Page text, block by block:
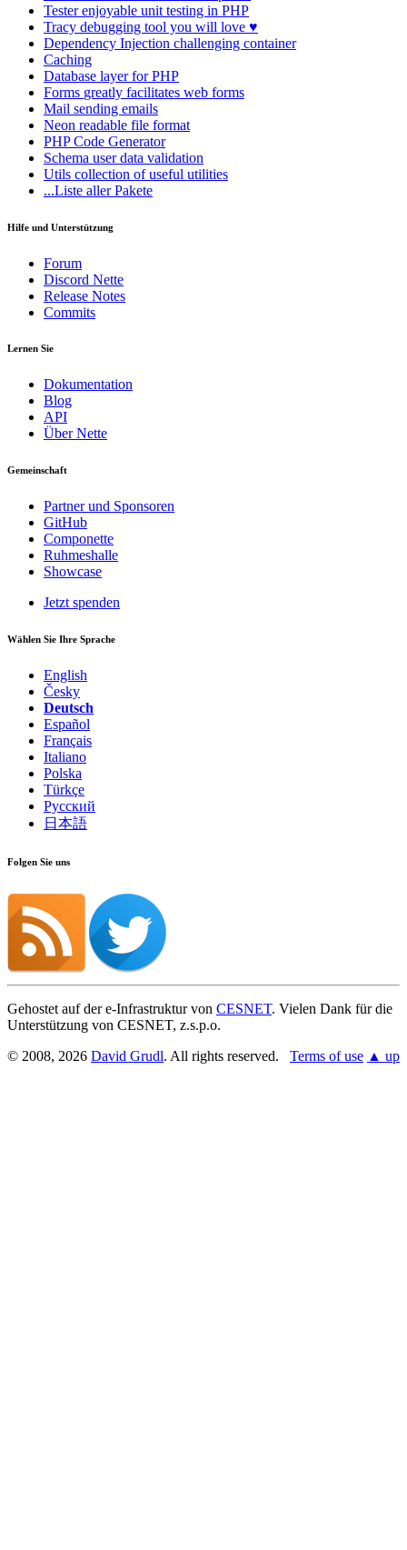
Testerenjoyable unit testing in PHP
Tracy debugging tool you will love ♥
Dependency Injection challenging container
Caching
Database layer for PHP
Forms greatly facilitates web forms
Mail sending emails
Neon readable file format
PHP Code Generator
Schema user data validation
Utils collection of useful utilities
...Liste aller Pakete
Hilfe und Unterstützung
Forum
Discord Nette
Release Notes
Commits
Lernen Sie
Dokumentation
Blog
API
Über Nette
Gemeinschaft
Partner und Sponsoren
GitHub
Componette
Ruhmeshalle
Showcase
Jetzt spenden
Wählen Sie Ihre Sprache
English
Česky
Deutsch
Español
Français
Italiano
Polska
Türkçe
Русский
日本語
Folgen Sie uns
Gehostet auf der e-Infrastruktur von CESNET. Vielen Dank für die
Unterstützung von CESNET, z.s.p.o.
© 2008, 2026 David Grudl. All rights reserved. Terms of use ▲ up